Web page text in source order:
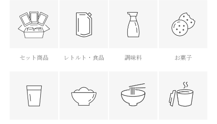
セット商品 レトルト・食品 調味料 お菓子